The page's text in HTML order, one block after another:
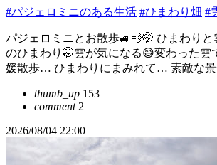
#パジェロミニのある生活 #ひまわり畑 #
パジェロミニとお散歩🚙💨🤭 ひまわり
のひまわり🤭雲が気になる😅変わった雲
媛散歩… ひまわりにまみれて… 素敵な景
thumb_up 153
comment2
2026/08/04 22:00